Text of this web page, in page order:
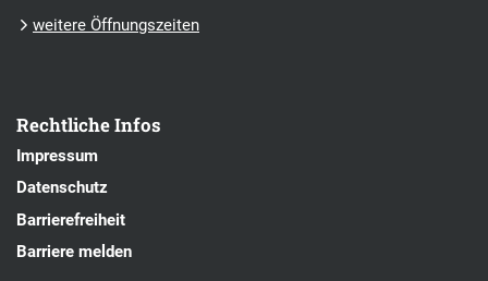
weitere Öffnungszeiten
Rechtliche Infos
Impressum
Datenschutz
Barrierefreiheit
Barriere melden